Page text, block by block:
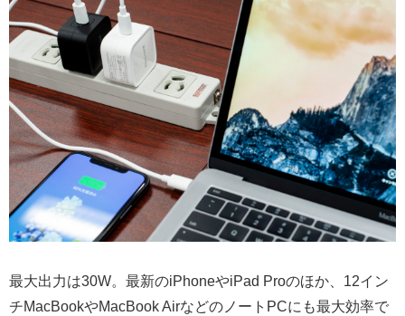
最大出力は30W。最新のiPhoneやiPad Proのほか、12イン
チMacBookやMacBook AirなどのノートPCにも最大効率で